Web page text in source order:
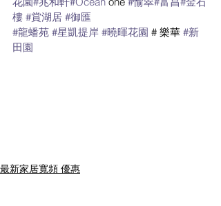
樓 #賞湖居 #御匯
#龍蟠苑 #星凱提岸 #曉暉花園 # 樂華 #新
田園
最新家居寬頻 優惠